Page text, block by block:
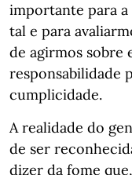
importante para
tal e para
de agirmos sobre
responsabilidade
cumplicidade.
A realidade do
de ser
dizer da fome